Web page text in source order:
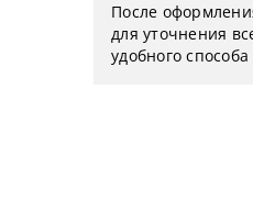
После
для уточнения
удобного